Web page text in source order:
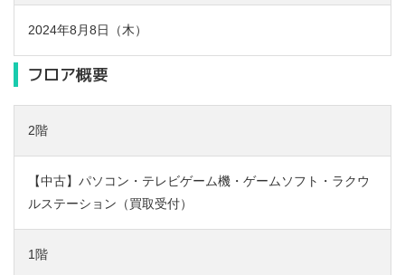
2024年8月8日（木）
フロア概要
2階
【中古】パソコン・テレビゲーム機・ゲームソフト・ラクウ
ルステーション（買取受付）
1階